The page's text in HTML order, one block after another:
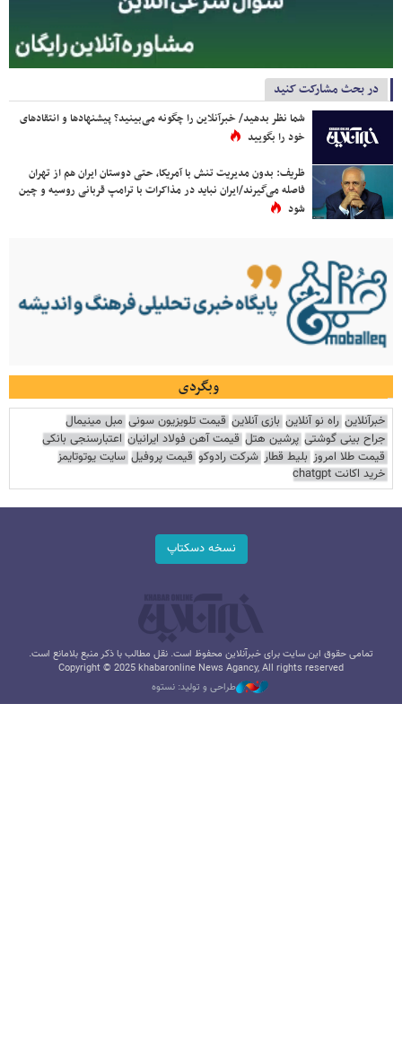
در بحث مشارکت کنید
شما نظر بدهید/ خبرآنلاین را چگونه می‌بینید؟ پیشنهادها و انتقادهای
خود را بگویید
ظریف: بدون مدیریت تنش با آمریکا، حتی دوستان ایران هم از تهران
فاصله می‌گیرند/ایران نباید در مذاکرات با ترامپ قربانی روسیه و چین
شود
وبگردی
خبرآنلاین راه نو آنلاین بازی آنلاین قیمت تلویزیون سونی مبل مینیمال
جراح بینی گوشتی پرشین هتل قیمت آهن فولاد ایرانیان اعتبارسنجی بانکی
قیمت طلا امروز بلیط قطار شرکت رادوکو قیمت پروفیل سایت یوتوتایمز
خرید اکانت chatgpt
نسخه دسکتاپ
تمامی حقوق این سایت برای خبرآنلاین محفوظ است. نقل مطالب با ذکر منبع بلامانع است.
Copyright © 2025 khabaronline News Agancy, All rights reserved
طراحی و تولید: نستوه